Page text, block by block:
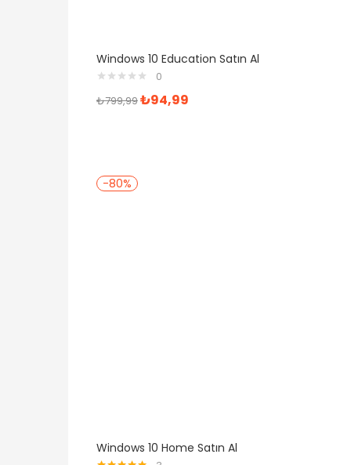
Windows 10 Education Satın Al
0
₺799,99₺94,99
-80%
Windows 10 Home Satın Al